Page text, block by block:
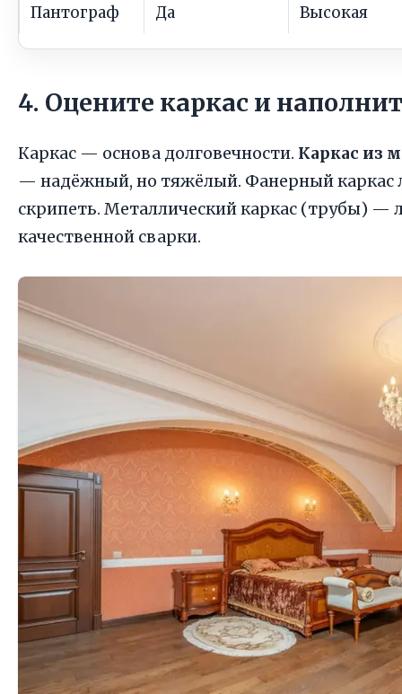
Пантограф Да Высокая
4. Оцените каркас и
Каркас — основа долговечности. Каркас из
— надёжный, но тяжёлый. Фанерный каркас
скрипеть. Металлический каркас (трубы) —
качественной сварки.